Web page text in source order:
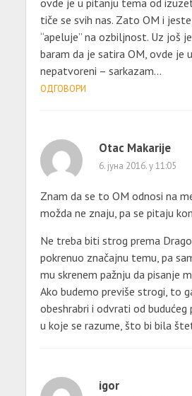
tiče se svih nas. Zato OM i
“apeluje” na ozbiljnost. Uz još
baram da je satira OM, ovde je
nepatvoreni – sarkazam…
ОДГОВОРИ
Otac Makarije
6. јуна 2016. у 11:05
Znam da se to OM odnosi na
možda ne znaju, pa se pitaju
Ne treba biti strog prema
pokrenuo značajnu temu, pa
mu skrenem pažnju da pisanje
Ako budemo previše strogi, to
obeshrabri i odvrati od
u koje se razume, što bi bila
igor